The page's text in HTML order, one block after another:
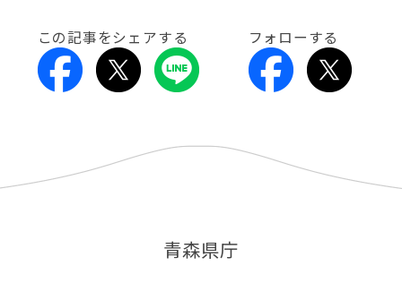
この記事をシェアする フォローする
青森県庁